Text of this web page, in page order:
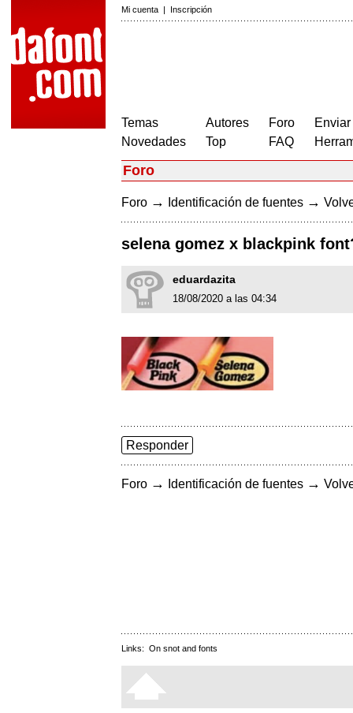
Mi cuenta | Inscripción
Temas
Novedades
Autores
Top
Foro
FAQ
Foro
Foro → Identificación de fuentes →
selena gomez x blackpink
eduardazita
18/08/2020 a las 04:34
Responder
Foro → Identificación de fuentes →
Links: On snot and fonts